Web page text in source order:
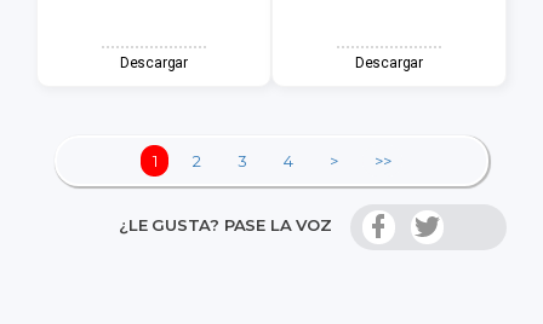
Descargar Descargar
1 2 3 4 > >>
¿LE GUSTA? PASE LA VOZ